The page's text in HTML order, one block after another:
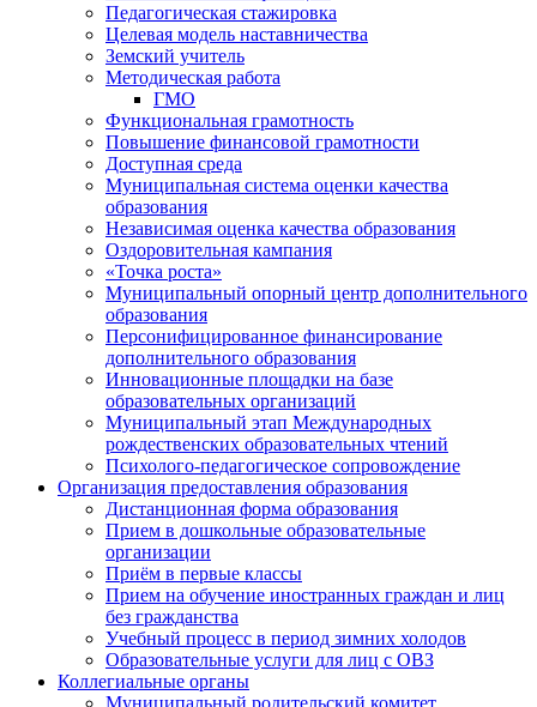
Педагогическая стажировка
Целевая модель наставничества
Земский учитель
Методическая работа
ГМО
Функциональная грамотность
Повышение финансовой грамотности
Доступная среда
Муниципальная система оценки качества
образования
Независимая оценка качества образования
Оздоровительная кампания
«Точка роста»
Муниципальный опорный центр дополнительного
образования
Персонифицированное финансирование
дополнительного образования
Инновационные площадки на базе
образовательных организаций
Муниципальный этап Международных
рождественских образовательных чтений
Психолого-педагогическое сопровождение
Организация предоставления образования
Дистанционная форма образования
Прием в дошкольные образовательные
организации
Приём в первые классы
Прием на обучение иностранных граждан и лиц
без гражданства
Учебный процесс в период зимних холодов
Образовательные услуги для лиц с ОВЗ
Коллегиальные органы